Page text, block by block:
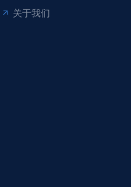
关于我们